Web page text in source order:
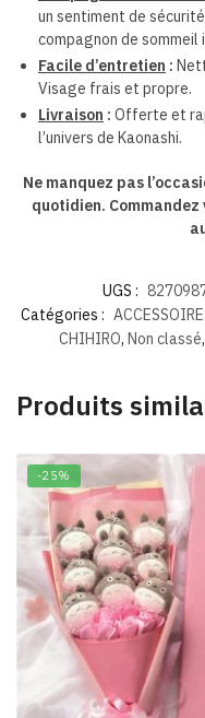
un sentiment de
compagnon de sommeil
Facile d’entretien :
Visage frais et propre.
Livraison : Offerte et
l’univers de Kaonashi.
Ne manquez pas
quotidien. Commandez
UGS :
Catégories :
CHIHIRO, Non classé,
Produits
-25%